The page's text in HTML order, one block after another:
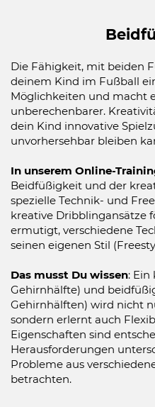
Die Fähigkeit, mit beiden
deinem Kind im Fußball
Möglichkeiten und macht
unberechenbarer.
dein Kind innovative
unvorhersehbar bleiben
In unserem Online-
Beidfüßigkeit und der
spezielle Technik- und
kreative Dribblingansätze
ermutigt, verschiedene
seinen eigenen Stil
Das musst Du wissen: Ein
Gehirnhälfte) und
Gehirnhälften) wird nicht
sondern erlernt auch
Eigenschaften sind
Herausforderungen
Probleme aus
betrachten.